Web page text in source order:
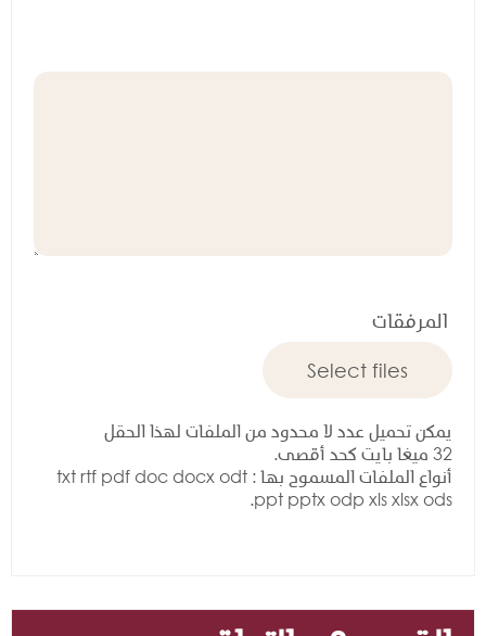
المرفقات
يمكن تحميل عدد لا محدود من الملفات لهذا الحقل
32 ميغا بايت كحد أقصى.
أنواع الملفات المسموح بها : txt rtf pdf doc docx odt
ppt pptx odp xls xlsx ods.